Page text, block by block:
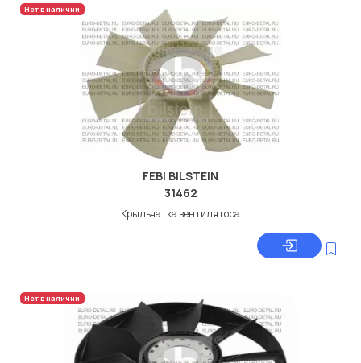
Нет в наличии
FEBI BILSTEIN
31462
Крыльчатка вентилятора
Нет в наличии